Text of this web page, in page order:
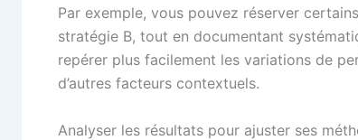
Par exemple, vous pouvez réserver
stratégie B, tout en documentant
repérer plus facilement les variations de
d’autres facteurs contextuels.
Analyser les résultats pour ajuster ses